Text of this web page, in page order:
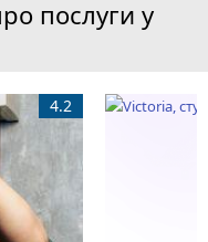
послуги у
4.2